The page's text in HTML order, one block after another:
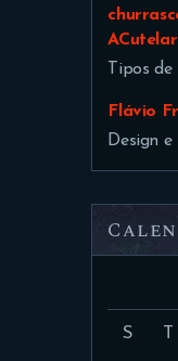
Tipos
Flávio
Design
S T